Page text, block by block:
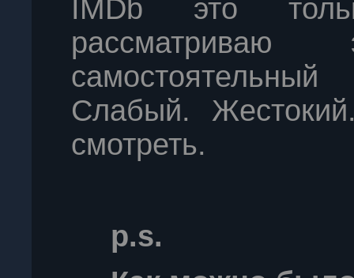
IMDb это
Слабый.
смотреть.
p.s.